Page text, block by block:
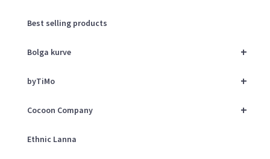
Best selling products
+
Bolga kurve
+
byTiMo
+
Cocoon Company
Ethnic Lanna